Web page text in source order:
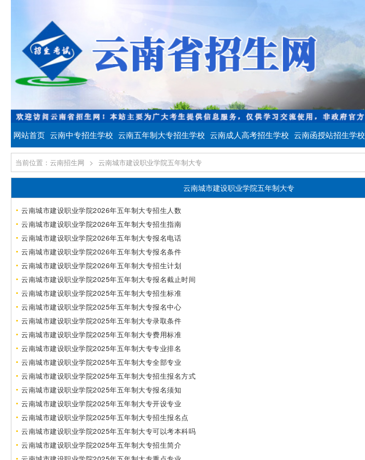
网站首页 云南中专招生学校 云南五年制大专招生学校 云南成人高考招生学校 云南函授站招生学校
当前位置：云南招生网 > 云南城市建设职业学院五年制大专
云南城市建设职业学院五年制大专
云南城市建设职业学院2026年五年制大专招生人数
云南城市建设职业学院2026年五年制大专招生指南
云南城市建设职业学院2026年五年制大专报名电话
云南城市建设职业学院2026年五年制大专报名条件
云南城市建设职业学院2026年五年制大专招生计划
云南城市建设职业学院2025年五年制大专报名截止时间
云南城市建设职业学院2025年五年制大专招生标准
云南城市建设职业学院2025年五年制大专报名中心
云南城市建设职业学院2025年五年制大专录取条件
云南城市建设职业学院2025年五年制大专费用标准
云南城市建设职业学院2025年五年制大专专业排名
云南城市建设职业学院2025年五年制大专全部专业
云南城市建设职业学院2025年五年制大专招生报名方式
云南城市建设职业学院2025年五年制大专报名须知
云南城市建设职业学院2025年五年制大专开设专业
云南城市建设职业学院2025年五年制大专招生报名点
云南城市建设职业学院2025年五年制大专可以考本科吗
云南城市建设职业学院2025年五年制大专招生简介